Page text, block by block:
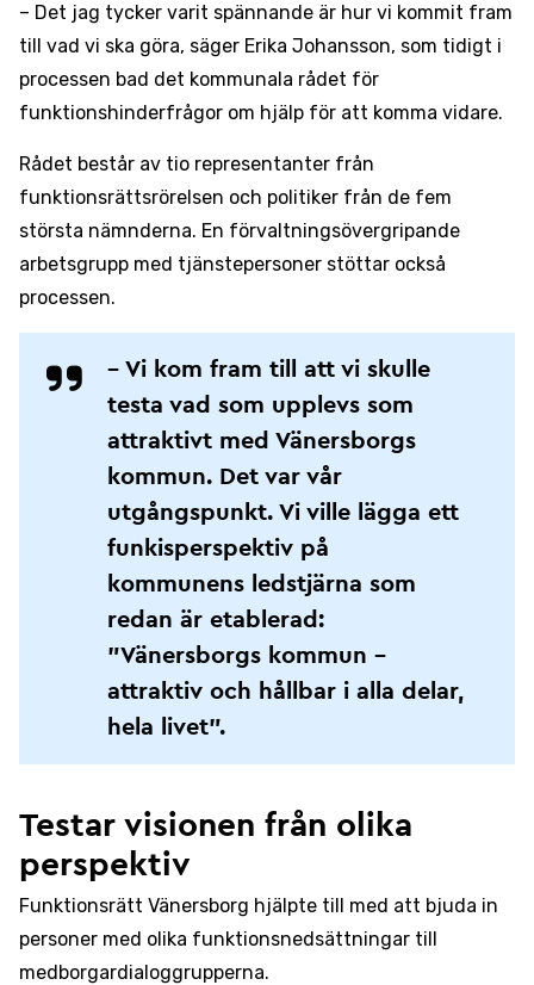
– Det jag tycker varit spännande är hur vi kommit fram
till vad vi ska göra, säger Erika Johansson, som tidigt i
processen bad det kommunala rådet för
funktionshinderfrågor om hjälp för att komma vidare.
Rådet består av tio representanter från
funktionsrättsrörelsen och politiker från de fem
största nämnderna. En förvaltningsövergripande
arbetsgrupp med tjänstepersoner stöttar också
processen.
– Vi kom fram till att vi skulle
testa vad som upplevs som
attraktivt med Vänersborgs
kommun. Det var vår
utgångspunkt. Vi ville lägga ett
funkisperspektiv på
kommunens ledstjärna som
redan är etablerad:
”Vänersborgs kommun –
attraktiv och hållbar i alla delar,
hela livet”.
Testar visionen från olika
perspektiv
Funktionsrätt Vänersborg hjälpte till med att bjuda in
personer med olika funktionsnedsättningar till
medborgardialoggrupperna.